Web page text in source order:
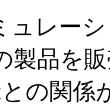
レー
製品を
との関